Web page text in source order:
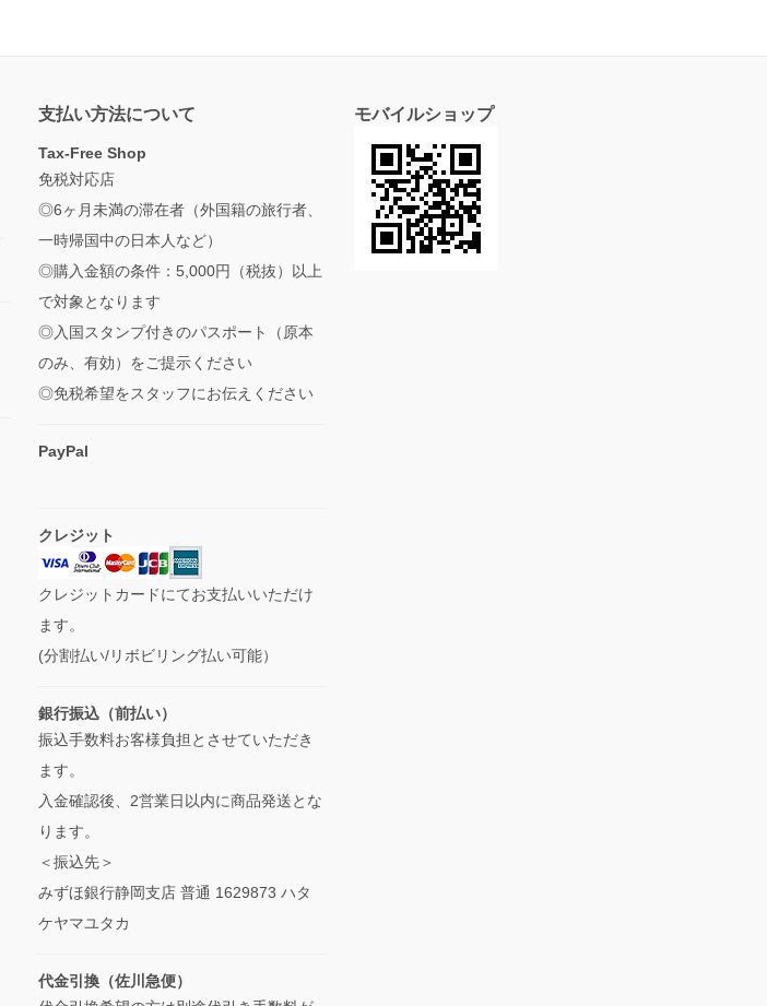
支払い方法について
Tax-Free Shop
免税対応店
◎6ヶ月未満の滞在者（外国籍の旅行者、
一時帰国中の日本人など）
◎購入金額の条件：5,000円（税抜）以上
で対象となります
◎入国スタンプ付きのパスポート（原本
のみ、有効）をご提示ください
◎免税希望をスタッフにお伝えください
PayPal
クレジット
クレジットカードにてお支払いいただけ
ます。
(分割払い/リボビリング払い可能）
銀行振込（前払い）
振込手数料お客様負担とさせていただき
ます。
入金確認後、2営業日以内に商品発送とな
ります。
＜振込先＞
みずほ銀行静岡支店 普通 1629873 ハタ
ケヤマユタカ
代金引換（佐川急便）
モバイルショップ